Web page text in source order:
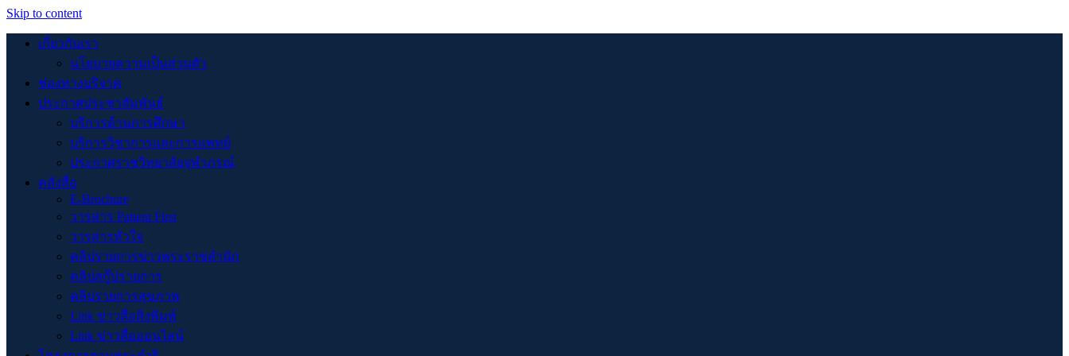
Skip to content
เกี่ยวกับเรา
นโยบายความเป็นส่วนตัว
ช่องทางบริจาค
ประกาศประชาสัมพันธ์
บริการด้านการศึกษา
บริการวิชาการและการแพทย์
ประกาศราชวิทยาลัยจุฬาภรณ์
คลังสื่อ
E-Brochure
วารสาร Patient First
วารสารหัวใจ
คลิปรายการข่าวพระราชสำนัก
คลิปสกู๊ปรายการ
คลิปรายการสุขภาพ
Link ข่าวสื่อสิ่งพิมพ์
Link ข่าวสื่อออนไลน์